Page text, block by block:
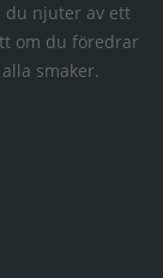
du njuter av ett
om du föredrar
smaker.